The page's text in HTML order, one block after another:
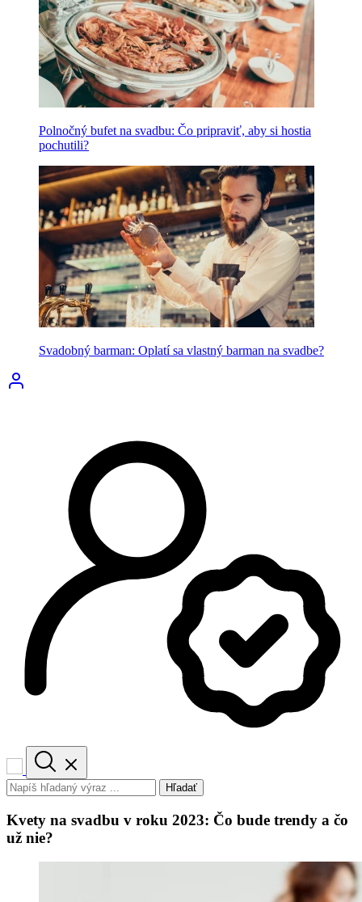
Polnočný bufet na svadbu: Čo pripraviť, aby si hostia
pochutili?
Svadobný barman: Oplatí sa vlastný barman na svadbe?
Hľadať
Kvety na svadbu v roku 2023: Čo bude trendy a čo
už nie?